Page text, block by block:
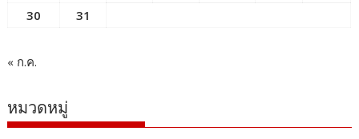
30
31
« ก.ค.
หมวดหมู่